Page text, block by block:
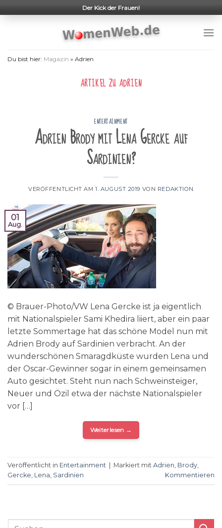
to
Der Kick der Frauen!
Du bist hier: Magazin » Adrien
ARTIKEL ZU ADRIEN
ENTERTAINMENT
Adrien Brody mit Lena Gercke auf
Sardinien?
VERÖFFENTLICHT AM1. AUGUST 2019 VON REDAKTION
01
Aug.
© Brauer-Photo/VW Lena Gercke ist ja eigentlich
mit Nationalspieler Sami Khedira liiert, aber ein paar
letzte Sommertage hat das schöne Model nun mit
Adrien Brody auf Sardinien verbracht. An der
wunderschönen Smaragdküste wurden Lena und
der Oscar-Gewinner sogar in einem gemeinsamen
Auto gesichtet. Steht nun nach Schweinsteiger,
Neuer und Özil etwa der nächste Nationalspieler
vor […]
Weiterlesen →
Veröffentlicht in Entertainment Markiert mit Adrien Brody
Gercke Lena Sardinien Kommentieren